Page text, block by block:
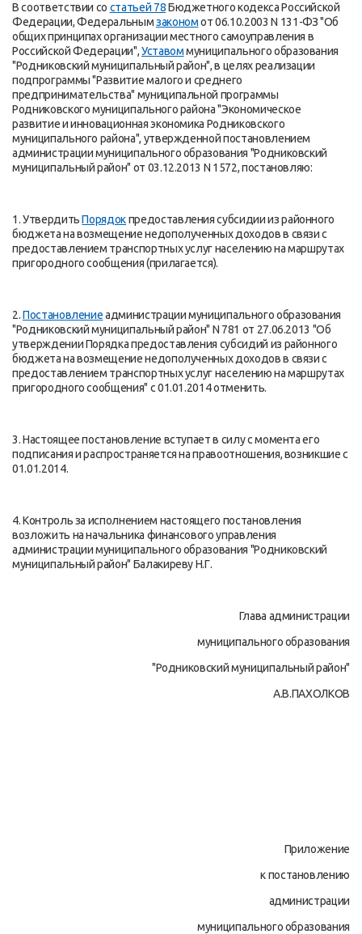
В соответствии со статьей 78Бюджетного кодекса Российской
Федерации, Федеральнымзакономот 06.10.2003 N 131-ФЗ "Об
общих принципах организации местного самоуправления в
Российской Федерации",Уставоммуниципального образования
"Родниковский муниципальный район", в целях реализации
подпрограммы "Развитие малого и среднего
предпринимательства" муниципальной программы
Родниковского муниципального района "Экономическое
развитие и инновационная экономика Родниковского
муниципального района", утвержденной постановлением
администрации муниципального образования "Родниковский
муниципальный район" от 03.12.2013 N 1572, постановляю:
1. УтвердитьПорядокпредоставления субсидии из районного
бюджета на возмещение недополученных доходов в связи с
предоставлением транспортных услуг населению на маршрутах
пригородного сообщения (прилагается).
2.Постановлениеадминистрации муниципального образования
"Родниковский муниципальный район" N 781 от 27.06.2013 "Об
утверждении Порядка предоставления субсидий из районного
бюджета на возмещение недополученных доходов в связи с
предоставлением транспортных услуг населению на маршрутах
пригородного сообщения" с 01.01.2014 отменить.
3. Настоящее постановление вступает в силу с момента его
подписания и распространяется на правоотношения, возникшие с
01.01.2014.
4. Контроль за исполнением настоящего постановления
возложить на начальника финансового управления
администрации муниципального образования "Родниковский
муниципальный район" Балакиреву Н.Г.
Глава администрации
муниципального образования
"Родниковский муниципальный район"
А.В.ПАХОЛКОВ
Приложение
к постановлению
администрации
муниципального образования